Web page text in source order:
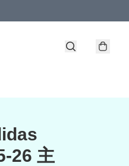
26 主